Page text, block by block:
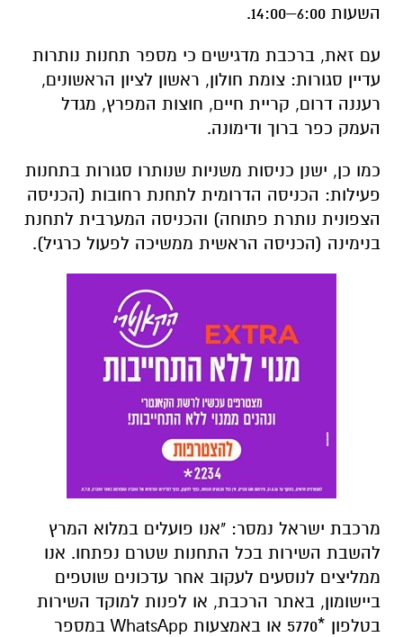
השעות 6:00–14:00.
עם זאת, ברכבת מדגישים כי מספר תחנות נותרות
עדיין סגורות: צומת חולון, ראשון לציון הראשונים,
רעננה דרום, קריית חיים, חוצות המפרץ, מגדל
העמק כפר ברוך ודימונה.
כמו כן, ישנן כניסות משניות שנותרו סגורות בתחנות
פעילות: הכניסה הדרומית לתחנת רחובות (הכניסה
הצפונית נותרת פתוחה) והכניסה המערבית לתחנת
בנימינה (הכניסה הראשית ממשיכה לפעול כרגיל).
מרכבת ישראל נמסר: "אנו פועלים במלוא המרץ
להשבת השירות בכל התחנות שטרם נפתחו. אנו
ממליצים לנוסעים לעקוב אחר עדכונים שוטפים
ביישומון, באתר הרכבת, או לפנות למוקד השירות
בטלפון *5770 או באמצעות WhatsApp במספר